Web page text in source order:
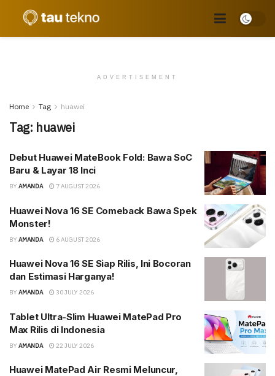
ADVERTISEMENT
Home Tag huawei
Tag: huawei
Debut Huawei MateBook Fold: Bawa SoC
Baru & Layar 18 Inci
BY AMANDA 7 AUGUST 2026
Huawei Nova 16 SE Comeback Bawa Spek
Monster!
BY AMANDA 6 AUGUST 2026
Huawei Nova 16 SE Siap Rilis, Ini Bocoran
dan Estimasi Harganya!
BY AMANDA 30 JULY 2026
Tablet Ultra-Slim Huawei MatePad Pro
Max Rilis di Indonesia
BY AMANDA 22 JULY 2026
Huawei MatePad Air Resmi Meluncur,